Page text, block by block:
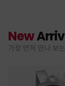
New
가장 먼저 만나 보